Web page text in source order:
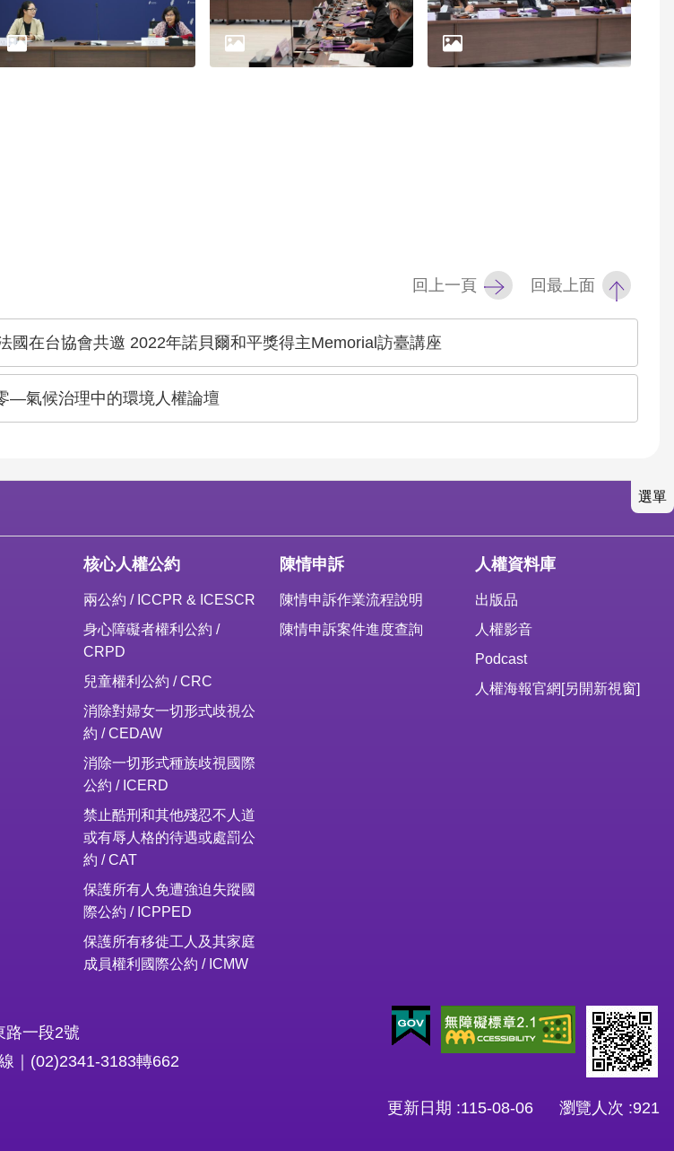
回上一頁 回最上面
國在台協會共邀 2022年諾貝爾和平獎得主Memorial訪臺講座
—氣候治理中的環境人權論壇
選單
核心人權公約
兩公約 / ICCPR & ICESCR
身心障礙者權利公約 /
CRPD
兒童權利公約 / CRC
消除對婦女一切形式歧視公
約 / CEDAW
消除一切形式種族歧視國際
公約 / ICERD
禁止酷刑和其他殘忍不人道
或有辱人格的待遇或處罰公
約 / CAT
保護所有人免遭強迫失蹤國
際公約 / ICPPED
保護所有移徙工人及其家庭
成員權利國際公約 / ICMW
陳情申訴
陳情申訴作業流程說明
陳情申訴案件進度查詢
人權資料庫
出版品
人權影音
Podcast
人權海報官網[另開新視窗]
路一段2號
｜(02)2341-3183轉662
更新日期 115-08-06 瀏覽人次 921